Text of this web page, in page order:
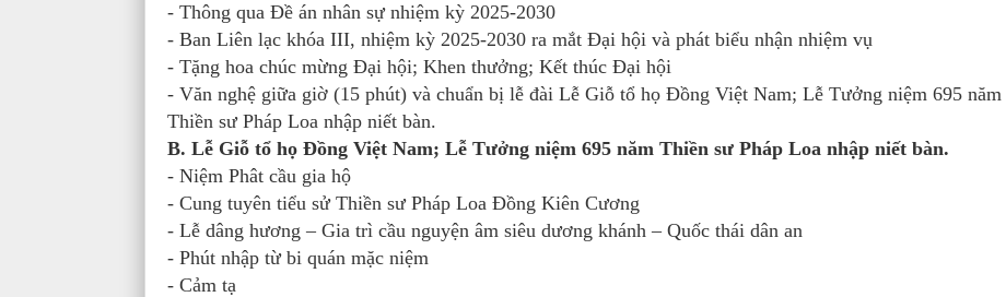
- Thông qua Đề án nhân sự nhiệm kỳ 2025-2030
- Ban Liên lạc khóa III, nhiệm kỳ 2025-2030 ra mắt Đại hội và phát biểu nhận nhiệm vụ
- Tặng hoa chúc mừng Đại hội; Khen thưởng; Kết thúc Đại hội
- Văn nghệ giữa giờ (15 phút) và chuẩn bị lễ đài Lễ Giỗ tổ họ Đồng Việt Nam; Lễ Tưởng niệm 695 năm
Thiền sư Pháp Loa nhập niết bàn.
B. Lễ Giỗ tổ họ Đồng Việt Nam; Lễ Tưởng niệm 695 năm Thiền sư Pháp Loa nhập niết bàn.
- Niệm Phât cầu gia hộ
- Cung tuyên tiểu sử Thiền sư Pháp Loa Đồng Kiên Cương
- Lễ dâng hương – Gia trì cầu nguyện âm siêu dương khánh – Quốc thái dân an
- Phút nhập từ bi quán mặc niệm
- Cảm tạ